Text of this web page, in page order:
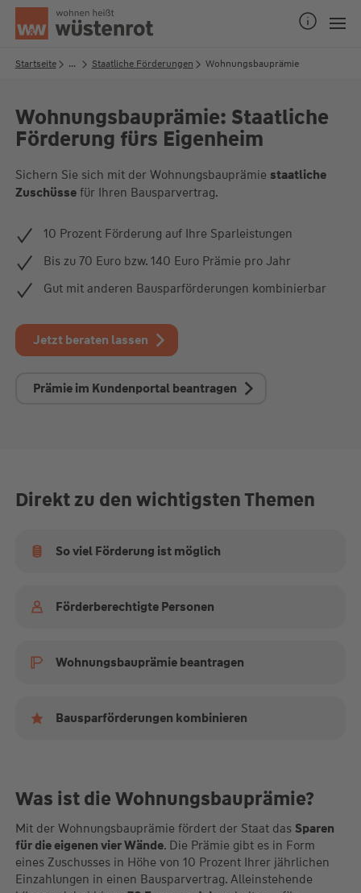
Seitenanfang
Startseite ... Staatliche Förderungen Wohnungsbauprämie
Wohnungsbauprämie: Staatliche
Förderung fürs Eigenheim
Sichern Sie sich mit der Wohnungsbauprämie staatliche
Zuschüssefür Ihren Bausparvertrag.
10 Prozent Förderung auf Ihre Sparleistungen
Bis zu 70 Euro bzw. 140 Euro Prämie pro Jahr
Gut mit anderen Bausparförderungen kombinierbar
Jetzt beraten lassen
Prämie im Kundenportal beantragen
Direkt zu den wichtigsten Themen
So viel Förderung ist möglich
Förderberechtigte Personen
Wohnungsbauprämie beantragen
Bausparförderungen kombinieren
Was ist die Wohnungsbauprämie?
Mit der Wohnungsbauprämie fördert der Staat das Sparen
für die eigenen vier Wände. Die Prämie gibt es in Form
eines Zuschusses in Höhe von 10 Prozent Ihrer jährlichen
Einzahlungen in einen Bausparvertrag. Alleinstehende
Unsere Chatzeiten:
Mo bis Do: 9:00 Uhr - 19:00 Uhr